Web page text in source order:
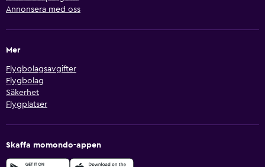
Annonsera med oss
Mer
Flygbolagsavgifter
Flygbolag
Säkerhet
Flygplatser
Skaffa momondo-appen